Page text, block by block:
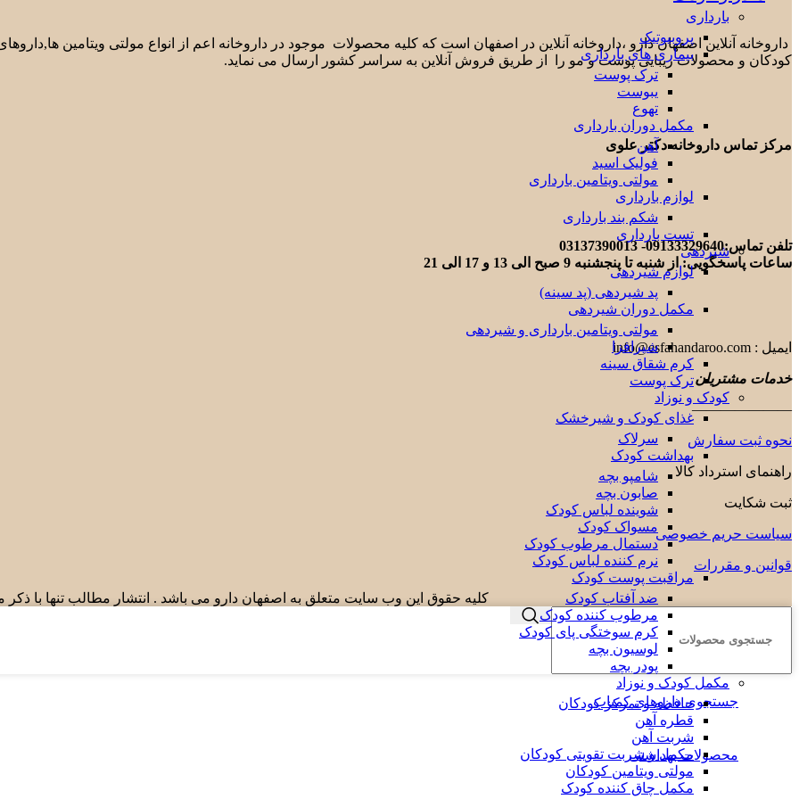
بارداری
پروبیوتیک
بیماری های بارداری
ترک پوست
یبوست
تهوع
مکمل دوران بارداری
آهن
فولیک اسید
مولتی ویتامین بارداری
لوازم بارداری
شکم بند بارداری
تست بارداری
شیردهی
لوازم شیردهی
پد شیردهی (پد سینه)
مکمل دوران شیردهی
مولتی ویتامین بارداری و شیردهی
شیرافزا
کرم شقاق سینه
ترک پوست
کودک و نوزاد
غذای کودک و شیرخشک
سرلاک
بهداشت کودک
شامپو بچه
صابون بچه
شوینده لباس کودک
مسواک کودک
دستمال مرطوب کودک
نرم کننده لباس کودک
مراقبت پوست کودک
ضد آفتاب کودک
مرطوب کننده کودک
کرم سوختگی پای کودک
لوسیون بچه
پودر بچه
مکمل کودک و نوزاد
حافظه و تمرکز کودکان
قطره آهن
شربت آهن
مکمل و شربت تقویتی کودکان
مولتی ویتامین کودکان
مکمل چاق کننده کودک
داروخانه آنلاین اصفهان دارو ،داروخانه آنلاین در اصفهان است که کلیه محصولات موجود در داروخانه اعم از انواع مولتی ویتامین
کودکان و محصولات زیبایی پوست و مو را از طریق فروش آنلاین به سراسر کشور ارسال می نماید.
مرکز تماس داروخانه دکتر علوی
تلفن تماس:09133329640- 03137390013
ساعات پاسخگویی: از شنبه تا پنجشنبه 9 صبح الی 13 و 17 الی 21
ایمیل : info@esfahandaroo.com
خدمات مشتریان
———————
نحوه ثبت سفارش
راهنمای استرداد کالا
ثبت شکایت
سیاست حریم خصوصی
قوانین و مقررات
کلیه حقوق این وب سایت متعلق به اصفهان دارو می باشد . انتشار مطالب تنها با
جستجوی داروهای کمیاب
محصولات بهداشتی